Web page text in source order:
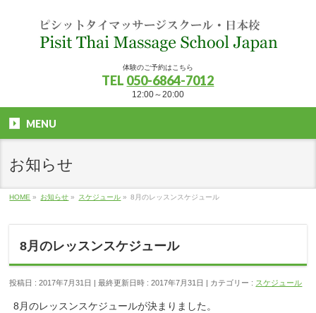
体験のご予約はこちら
TEL 050-6864-7012
12:00～20:00
MENU
お知らせ
HOME » お知らせ » スケジュール » 8月のレッスンスケジュール
8月のレッスンスケジュール
投稿日 : 2017年7月31日 最終更新日時 : 2017年7月31日 カテゴリー : スケジュール
8月のレッスンスケジュールが決まりました。